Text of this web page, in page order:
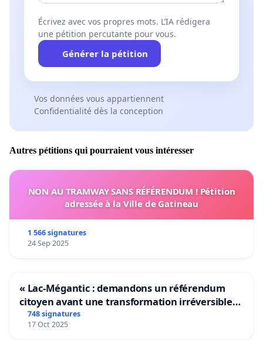
Écrivez avec vos propres mots. L’IA rédigera
une pétition percutante pour vous.
Générer la pétition
Vos données vous appartiennent
Confidentialité dès la conception
Autres pétitions qui pourraient vous intéresser
NON AU TRAMWAY SANS RÉFÉRENDUM ! Pétition
adressée à la Ville de Gatineau
1 566 signatures
24 Sep 2025
« Lac-Mégantic : demandons un référendum
citoyen avant une transformation irréversible
de notre territoire »
748 signatures
17 Oct 2025